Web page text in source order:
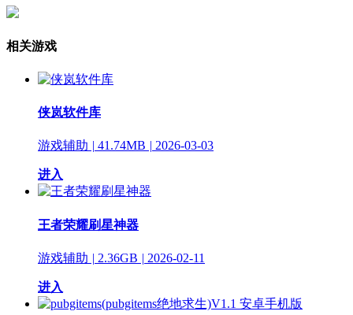
相关游戏
侠岚软件库
游戏辅助 | 41.74MB | 2026-03-03
进入
王者荣耀刷星神器
游戏辅助 | 2.36GB | 2026-02-11
进入